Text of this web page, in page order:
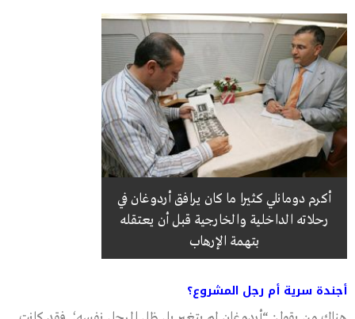
أكرم دومانلي كثيرا ما كان يرافق أردوغان في
رحلاته الداخلية والخارجية قبل أن يعتقله
بتهمة الإرهاب
أجندة سرية أم رجل المشروع؟